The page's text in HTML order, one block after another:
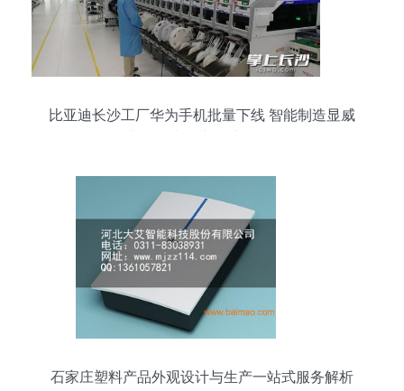
比亚迪长沙工厂华为手机批量下线 智能制造显威
石家庄塑料产品外观设计与生产一站式服务解析